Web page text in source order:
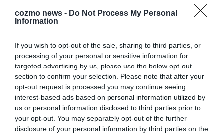
cozmo news - Do Not Process My Personal
Information
If you wish to opt-out of the sale, sharing to third parties, or
processing of your personal or sensitive information for
targeted advertising by us, please use the below opt-out
section to confirm your selection. Please note that after your
opt-out request is processed you may continue seeing
interest-based ads based on personal information utilized by
us or personal information disclosed to third parties prior to
your opt-out. You may separately opt-out of the further
disclosure of your personal information by third parties on the